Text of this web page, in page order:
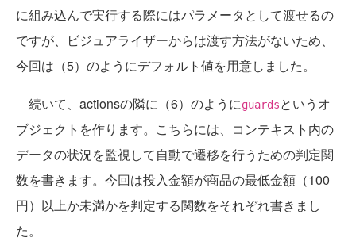
に組み込んで実行する際にはパラメータとして渡せるの
ですが、ビジュアライザーからは渡す方法がないため、
今回は（5）のようにデフォルト値を用意しました。
続いて、actionsの隣に（6）のようにguardsというオ
ブジェクトを作ります。こちらには、コンテキスト内の
データの状況を監視して自動で遷移を行うための判定関
数を書きます。今回は投入金額が商品の最低金額（100
円）以上か未満かを判定する関数をそれぞれ書きまし
た。